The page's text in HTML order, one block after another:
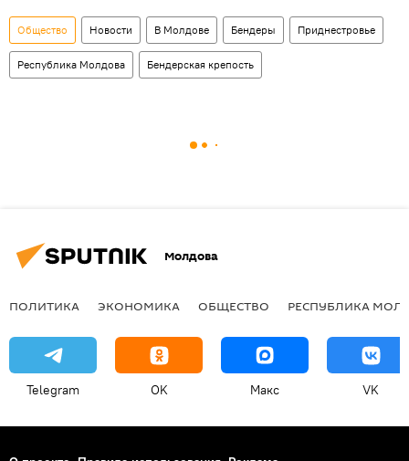
Общество Новости В Молдове Бендеры Приднестровье
Республика Молдова Бендерская крепость
Молдова
ПОЛИТИКА ЭКОНОМИКА ОБЩЕСТВО РЕСПУБЛИКА
Telegram OK Макс VK